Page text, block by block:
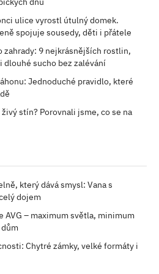
ulice vyrostl útulný domek.
spojuje sousedy, děti i přátele
zahrady: 9 nejkrásnějších rostlin,
dlouhé sucho bez zalévání
Jednoduché pravidlo, které
stín? Porovnali jsme, co se na
který dává smysl: Vana s
dojem
AVG – maximum světla, minimum
Chytré zámky, velké formáty i